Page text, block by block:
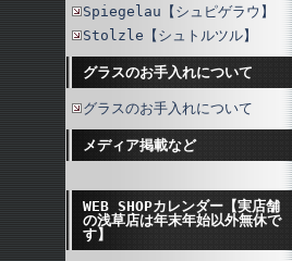
Spiegelau【シュピゲラウ】
Stolzle【シュトルツル】
グラスのお手入れについて
グラスのお手入れについて
メディア掲載など
WEB SHOPカレンダー【実店舗
の浅草店は年末年始以外無休で
す】